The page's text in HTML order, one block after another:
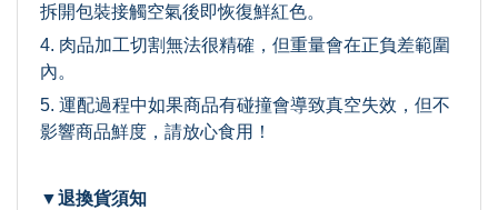
拆開包裝接觸空氣後即恢復鮮紅色。
4. 肉品加工切割無法很精確，但重量會在正負差範圍
內。
5. 運配過程中如果商品有碰撞會導致真空失效，但不
影響商品鮮度，請放心食用！
▼退換貨須知